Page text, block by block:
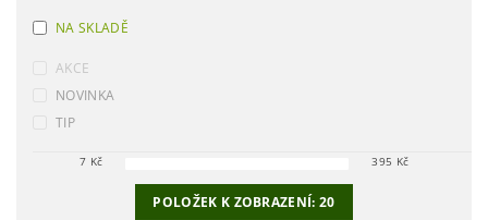
NA SKLADĚ
AKCE
NOVINKA
TIP
7 Kč 395 Kč
POLOŽEK K ZOBRAZENÍ:20